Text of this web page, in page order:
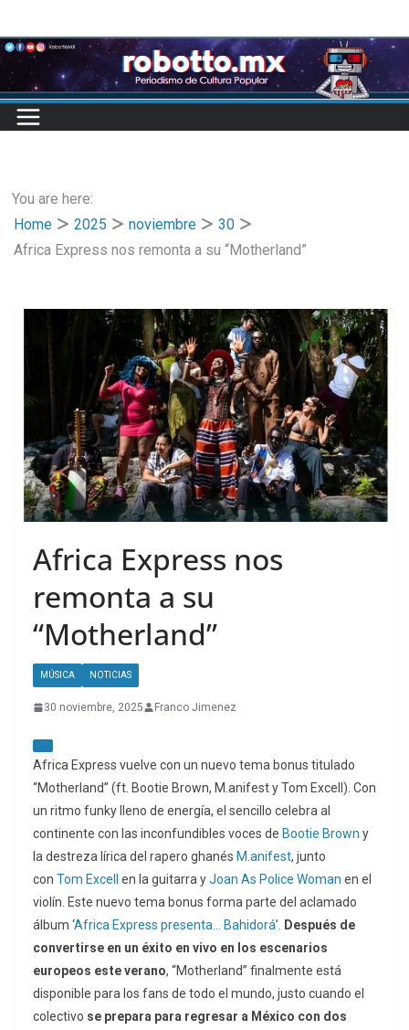
to
content
You are here:
Home
2025 noviembre
30
Africa Express nos remonta a su “Motherland”
Africa Express nos
remonta a su
“Motherland”
MÚSICA NOTICIAS
30 noviembre, 2025 Franco Jimenez
Africa Express vuelve con un nuevo tema bonus titulado
“Motherland” (ft. Bootie Brown, M.anifest y Tom Excell). Con
un ritmo funky lleno de energía, el sencillo celebra al
continente con las inconfundibles voces de Bootie Brown y
la destreza lírica del rapero ghanés M.anifest, junto
con Tom Excell en la guitarra yJoan As Police Woman en el
violín. Este nuevo tema bonus forma parte del aclamado
álbum ‘Africa Express presenta… Bahidorá’.
Después de
convertirse en un éxito en vivo en los escenarios
europeos este verano, “Motherland” finalmente está
disponible para los fans de todo el mundo, justo cuando el
colectivo se prepara para regresar a México con dos